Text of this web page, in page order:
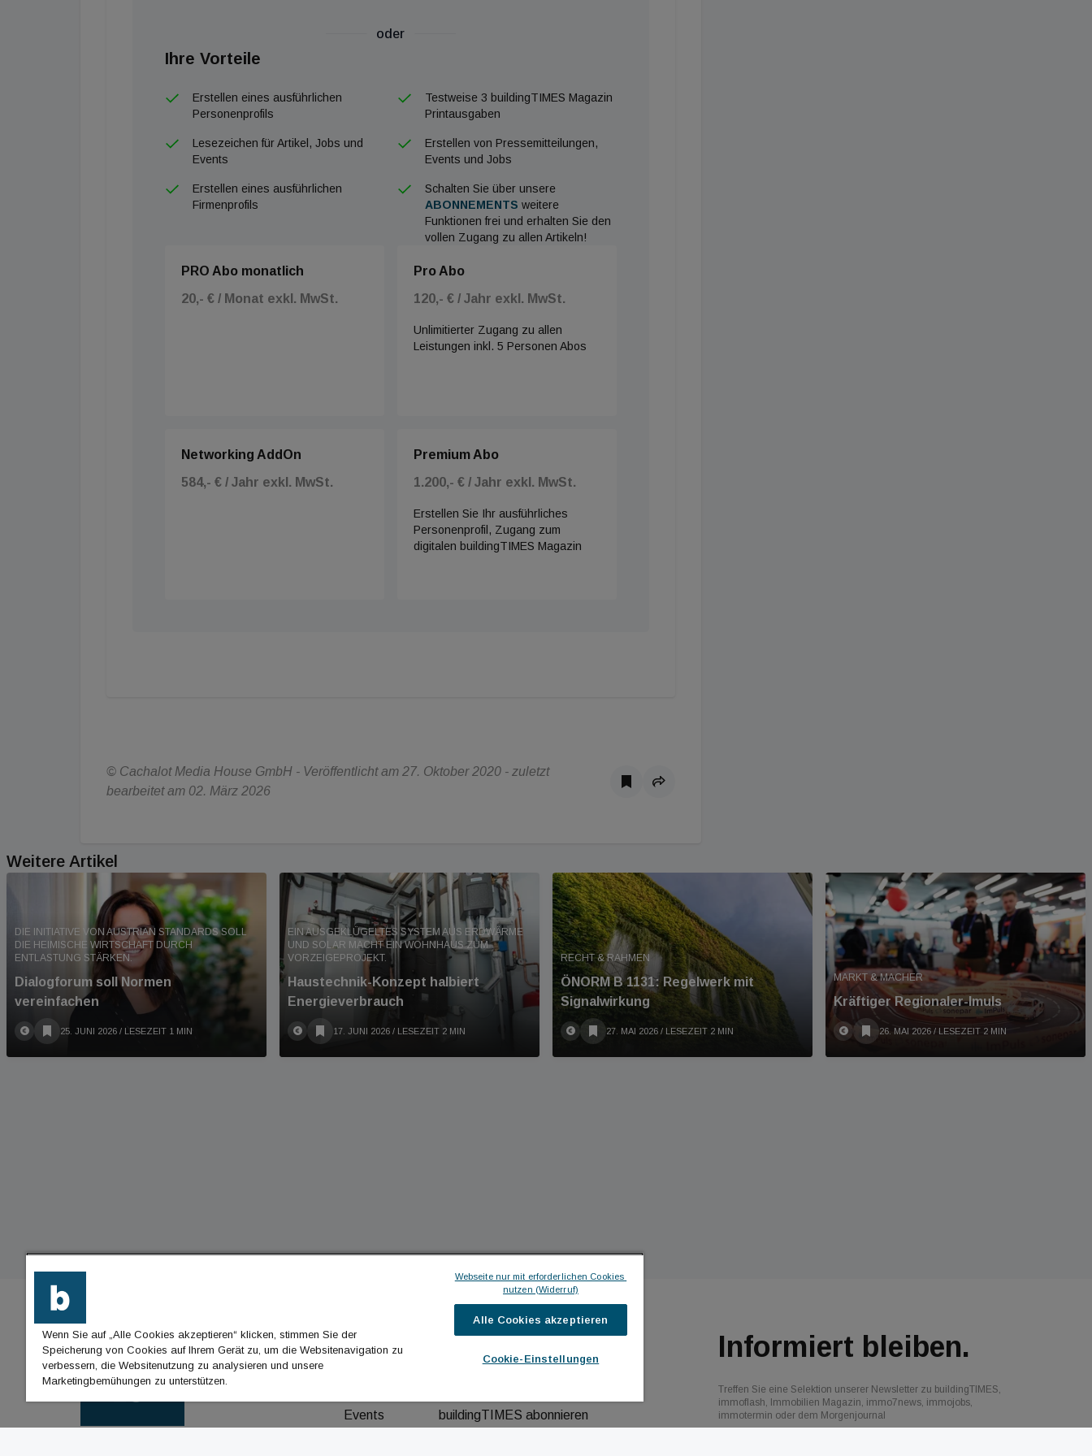
oder
Ihre Vorteile
Erstellen eines ausführlichen
Personenprofils
Testweise 3 buildingTIMES Magazin
Printausgaben
Lesezeichen für Artikel, Jobs und
Events
Erstellen von Pressemitteilungen,
Events und Jobs
Erstellen eines ausführlichen
Firmenprofils
Schalten Sie über unsere
ABONNEMENTS weitere
Funktionen frei und erhalten Sie den
vollen Zugang zu allen Artikeln!
PRO Abo monatlich
20,- € / Monat exkl. MwSt.
Pro Abo
120,- € / Jahr exkl. MwSt.
Unlimitierter Zugang zu allen
Leistungen inkl. 5 Personen Abos
Networking AddOn
584,- € / Jahr exkl. MwSt.
Premium Abo
1.200,- € / Jahr exkl. MwSt.
Erstellen Sie Ihr ausführliches
Personenprofil, Zugang zum
digitalen buildingTIMES Magazin
© Cachalot Media House GmbH - Veröffentlicht am 27. Oktober 2020 - zuletzt
bearbeitet am 02. März 2026
Weitere Artikel
DIE INITIATIVE VON AUSTRIAN STANDARDS SOLL
DIE HEIMISCHE WIRTSCHAFT DURCH
ENTLASTUNG STÄRKEN.
Dialogforum soll Normen
vereinfachen
25. JUNI 2026 / LESEZEIT 1 MIN
EIN AUSGEKLÜGELTES SYSTEM AUS ERDWÄRME
UND SOLAR MACHT EIN WOHNHAUS ZUM
VORZEIGEPROJEKT.
Haustechnik-Konzept halbiert
Energieverbrauch
17. JUNI 2026 / LESEZEIT 2 MIN
RECHT & RAHMEN
ÖNORM B 1131: Regelwerk mit
Signalwirkung
27. MAI 2026 / LESEZEIT 2 MIN
MARKT & MACHER
Kräftiger Regionaler-Imuls
26. MAI 2026 / LESEZEIT 2 MIN
BUILDINGTIMES
Events
ICH MÖCHTE ...
buildingTIMES abonnieren
Informiert bleiben.
Treffen Sie eine Selektion unserer Newsletter zu buildingTIMES,
immoflash, Immobilien Magazin, immo7news, immojobs,
immotermin oder dem Morgenjournal
Wenn Sie auf „Alle Cookies akzeptieren“ klicken, stimmen Sie der
Speicherung von Cookies auf Ihrem Gerät zu, um die Websitenavigation zu
verbessern, die Websitenutzung zu analysieren und unsere
Marketingbemühungen zu unterstützen.
Webseite nur mit erforderlichen Cookies
nutzen (Widerruf)
Alle Cookies akzeptieren
Cookie-Einstellungen